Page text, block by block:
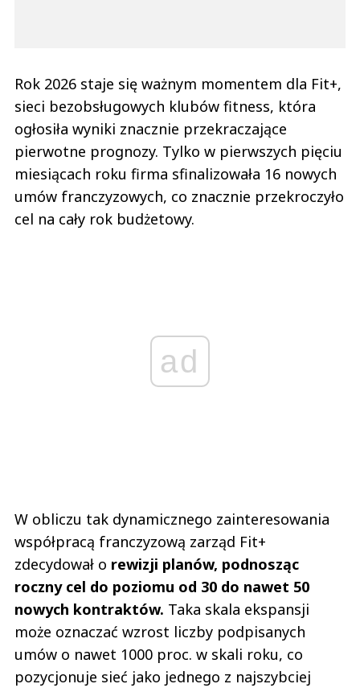
Rok 2026 staje się ważnym momentem dla Fit+,
sieci bezobsługowych klubów fitness, która
ogłosiła wyniki znacznie przekraczające
pierwotne prognozy. Tylko w pierwszych pięciu
miesiącach roku firma sfinalizowała 16 nowych
umów franczyzowych, co znacznie przekroczyło
cel na cały rok budżetowy.
ad
W obliczu tak dynamicznego zainteresowania
współpracą franczyzową zarząd Fit+
zdecydował o rewizji planów, podnosząc
roczny cel do poziomu od 30 do nawet 50
nowych kontraktów. Taka skala ekspansji
może oznaczać wzrost liczby podpisanych
umów o nawet 1000 proc. w skali roku, co
pozycjonuje sieć jako jednego z najszybciej